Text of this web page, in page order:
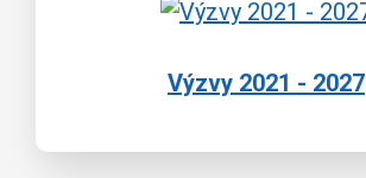
Výzvy 2021 - 2027